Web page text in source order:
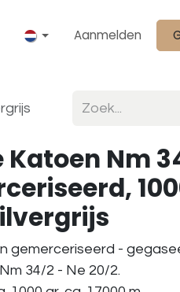
Aanmelden
Katoen Nm
gemerceriseerd -
34/2 - Ne 20/2.